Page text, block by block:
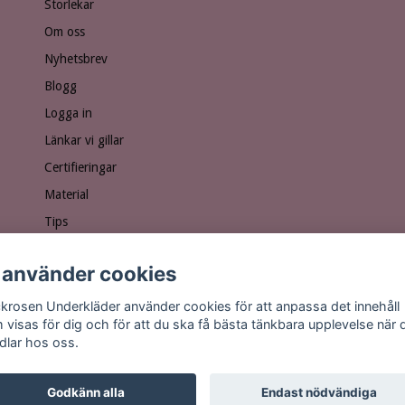
Storlekar
Om oss
Nyhetsbrev
Blogg
Logga in
Länkar vi gillar
Certifieringar
Material
Tips
Personuppgiftspolicy
Vanliga frågor
cookies
Underkläder använder cookies för att anpassa det innehåll
visas för dig och för att du ska få bästa tänkbara upplevelse när
hos oss.
Godkänn alla Endast nödvändiga